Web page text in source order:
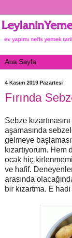
4 Kasım 2019 Pazartesi
Fırında
Sebze
aşamasında
gelmeye
kızartıyorum. Hem
ocak hiç
ve hafif.
arasında
bir kızartma. E